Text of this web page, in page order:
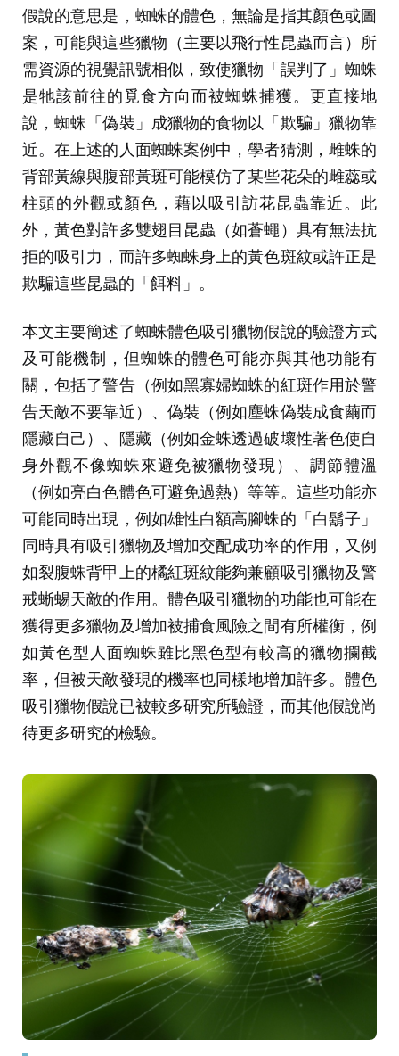
假說的意思是，蜘蛛的體色，無論是指其顏色或圖
案，可能與這些獵物（主要以飛行性昆蟲而言）所
需資源的視覺訊號相似，致使獵物「誤判了」蜘蛛
是牠該前往的覓食方向而被蜘蛛捕獲。更直接地
說，蜘蛛「偽裝」成獵物的食物以「欺騙」獵物靠
近。在上述的人面蜘蛛案例中，學者猜測，雌蛛的
背部黃線與腹部黃斑可能模仿了某些花朵的雌蕊或
柱頭的外觀或顏色，藉以吸引訪花昆蟲靠近。此
外，黃色對許多雙翅目昆蟲（如蒼蠅）具有無法抗
拒的吸引力，而許多蜘蛛身上的黃色斑紋或許正是
欺騙這些昆蟲的「餌料」。
本文主要簡述了蜘蛛體色吸引獵物假說的驗證方式
及可能機制，但蜘蛛的體色可能亦與其他功能有
關，包括了警告（例如黑寡婦蜘蛛的紅斑作用於警
告天敵不要靠近）、偽裝（例如塵蛛偽裝成食繭而
隱藏自己）、隱藏（例如金蛛透過破壞性著色使自
身外觀不像蜘蛛來避免被獵物發現）、調節體溫
（例如亮白色體色可避免過熱）等等。這些功能亦
可能同時出現，例如雄性白額高腳蛛的「白鬍子」
同時具有吸引獵物及增加交配成功率的作用，又例
如裂腹蛛背甲上的橘紅斑紋能夠兼顧吸引獵物及警
戒蜥蜴天敵的作用。體色吸引獵物的功能也可能在
獲得更多獵物及增加被捕食風險之間有所權衡，例
如黃色型人面蜘蛛雖比黑色型有較高的獵物攔截
率，但被天敵發現的機率也同樣地增加許多。體色
吸引獵物假說已被較多研究所驗證，而其他假說尚
待更多研究的檢驗。